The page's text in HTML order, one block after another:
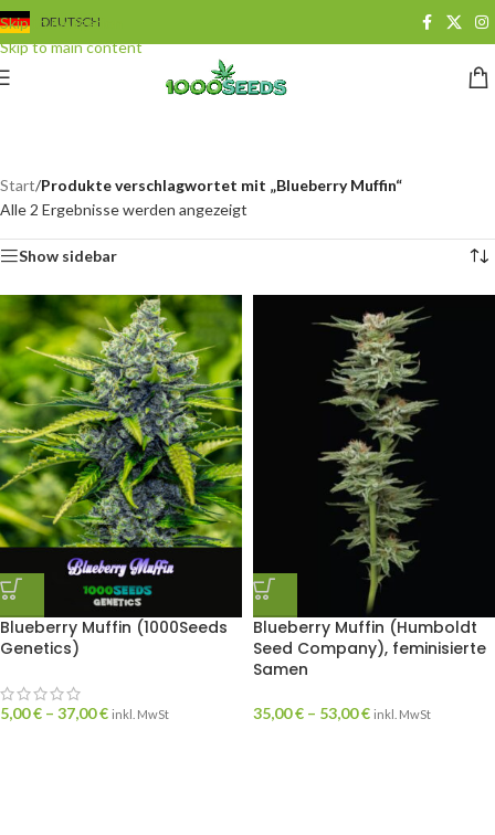
Skip to navigation
Skip to main content
DEUTSCH
Start/Produkte verschlagwortet mit „Blueberry Muffin“
Alle 2 Ergebnisse werden angezeigt
Show sidebar
Blueberry Muffin (1000Seeds
Genetics)
5,00€ – 37,00€ inkl. MwSt
Blueberry Muffin (Humboldt
Seed Company), feminisierte
Samen
35,00€ – 53,00€ inkl. MwSt